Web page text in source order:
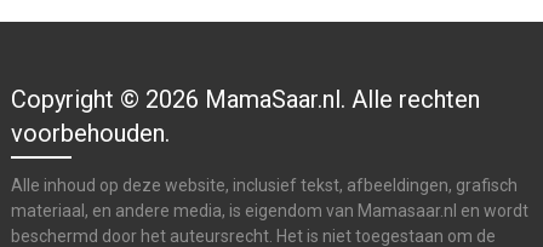
Copyright © 2026 MamaSaar.nl. Alle rechten
voorbehouden.
Alle inhoud op deze website, inclusief tekst, afbeeldingen, grafisch
materiaal, en andere media, is eigendom van Mamasaar.nl en wordt
beschermd door het auteursrecht. Het is niet toegestaan om de